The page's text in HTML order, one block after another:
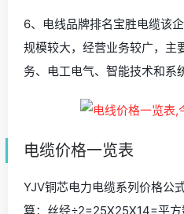
6、电线品牌排名宝胜电缆该
规模较大，经营业务较广，主
务、电工电气、智能技术和系
电缆价格一览表
YJV铜芯电力电缆系列价格公
算：丝经÷2=25X25X14=平